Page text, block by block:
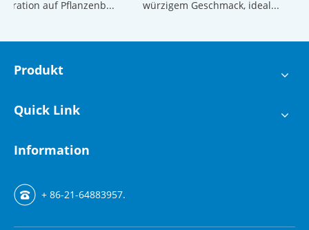
auf Pflanzenb...
würzigem Geschmack, ideal...
Produkt
Quick Link
Information
+ 86-21-64883957.